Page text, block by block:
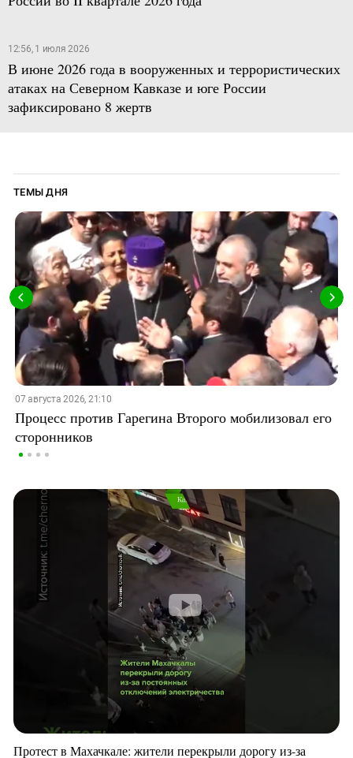
12:56, 1 июля 2026
В июне 2026 года в вооруженных и террористических
атаках на Северном Кавказе и юге России
зафиксировано 8 жертв
ТЕМЫ ДНЯ
07 августа 2026, 21:10
Процесс против Гарегина Второго мобилизовал его
сторонников
Протест в Махачкале: жители перекрыли дорогу из-за